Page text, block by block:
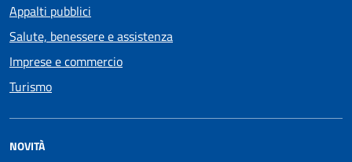
Appalti pubblici
Salute, benessere e assistenza
Imprese e commercio
Turismo
NOVITÀ